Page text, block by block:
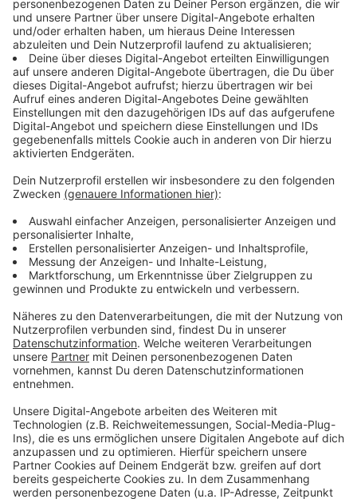
aus. Und jede Schülerin und jeder Schüler darf zudem
selbst entscheiden, ob sie oder er eine Maske tragen
möchte. Generell gilt: Sobald man aufsteht muss die
Maske wieder angezogen werden. Was nicht geht ist,
dass die Schulen selbst entscheiden, ob es eine
Maskenpflicht gibt oder nicht.
Anzeige
Weitere Infos und Links zum Thema
Anzeige
Maskenpflicht im Unterricht in NRW wird
abgeschafft
Corona-Update Düsseldorf: Anstieg gestoppt
Düsseldorfer Impfmobil wieder unterwegs
Expert*innen erwarten keinen entspannten
Corona-Winter
Anzeige